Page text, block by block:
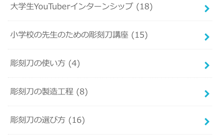
大学生YouTuberインターンシップ (18)
小学校の先生のための彫刻刀講座 (15)
彫刻刀の使い方 (4)
彫刻刀の製造工程 (8)
彫刻刀の選び方 (16)